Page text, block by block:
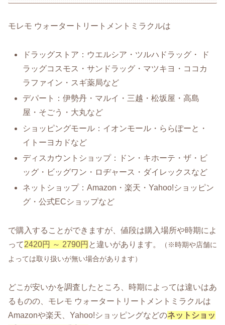
モレモ ウォータートリートメントミラクルは
ドラッグストア：ウエルシア・ツルハドラッグ・ ド
ラッグコスモス・サンドラッグ・マツキヨ・ココカ
ラファイン・スギ薬局など
デパート：伊勢丹・マルイ・三越・松坂屋・高島
屋・そごう・大丸など
ショッピングモール：イオンモール・ららぽーと・
イトーヨカドなど
ディスカウントショップ：ドン・キホーテ・ザ・ビ
ッグ・ビッグワン・ロヂャース・ダイレックスなど
ネットショップ：Amazon・楽天・Yahoo!ショッピン
グ・公式ECショップなど
で購入することができますが、値段は購入場所や時期によ
って2420円 ～ 2790円 と違いがあります。
（※時期や店舗に
よっては取り扱いが無い場合があります）
どこが安いかを調査したところ、時期によっては違いはあ
るものの、モレモ ウォータートリートメントミラクルは
Amazonや楽天、Yahoo!ショッピングなどのネットショッ